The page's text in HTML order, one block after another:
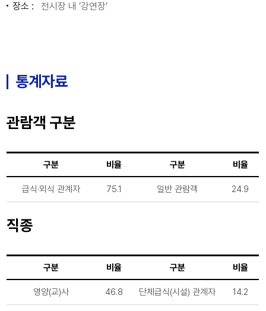
장소 :
전시장 내 ‘강연장’
통계자료
관람객 구분
구분 비율 구분 비율
급식·외식 관계자 75.1 일반 관람객 24.9
직종
구분 비율 구분 비율
영양(교)사 46.8 단체급식(시설) 관계자 14.2